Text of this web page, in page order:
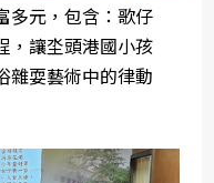
多元，包含：歌仔
，讓坔頭港國小孩
雜耍藝術中的律動